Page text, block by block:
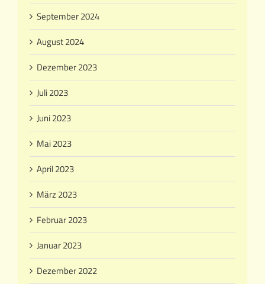
September 2024
August 2024
Dezember 2023
Juli 2023
Juni 2023
Mai 2023
April 2023
März 2023
Februar 2023
Januar 2023
Dezember 2022